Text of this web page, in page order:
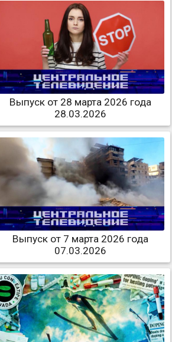
Выпуск от 28 марта 2026 года
28.03.2026
Выпуск от 7 марта 2026 года
07.03.2026